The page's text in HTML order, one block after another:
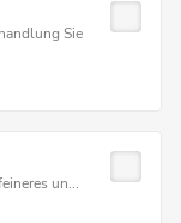
Sie
un...